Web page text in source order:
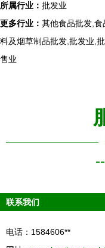
所属行业： 批发业
更多行业： 其他食品批发,食
料及烟草制品批发,批发业,
售业
联系我们
电话：1584606**